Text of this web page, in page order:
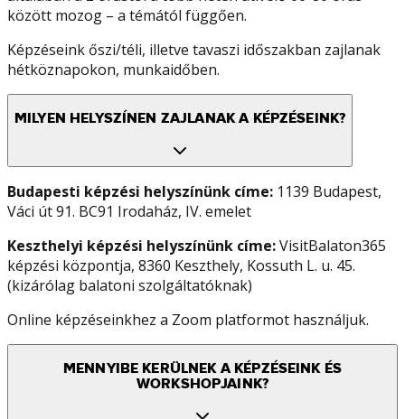
között mozog – a témától függően.
Képzéseink őszi/téli, illetve tavaszi időszakban zajlanak
hétköznapokon, munkaidőben.
MILYEN HELYSZÍNEN ZAJLANAK A KÉPZÉSEINK?
Budapesti képzési helyszínünk címe: 1139 Budapest,
Váci út 91. BC91 Irodaház, IV. emelet
Keszthelyi képzési helyszínünk címe:VisitBalaton365
képzési központja, 8360 Keszthely, Kossuth L. u. 45.
(kizárólag balatoni szolgáltatóknak)
Online képzéseinkhez a Zoom platformot használjuk.
MENNYIBE KERÜLNEK A KÉPZÉSEINK ÉS
WORKSHOPJAINK?